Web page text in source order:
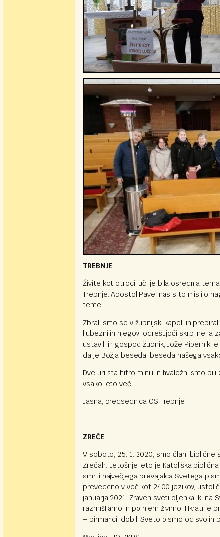
TREBNJE
Živite kot otroci luči je bila osrednja
Trebnje. Apostol Pavel nas s to mislijo
teme.
Zbrali smo se v župnijski kapeli in
ljubezni in njegovi odrešujoči skrbi ne la
ustavili in gospod župnik, Jože Pibernik
da je Božja beseda, beseda našega
Dve uri sta hitro minili in hvaležni smo
vsako leto več.
Jasna, predsednica OS Trebnje
ZREČE
V soboto, 25. 1. 2020, smo člani biblične
Zrečah. Letošnje leto je Katoliška
smrti največjega prevajalca Svetega
prevedeno v več kot 2400 jezikov,
januarja 2021. Zraven sveti oljenka, ki
razmišljamo in po njem živimo. Hkrati je
– birmanci, dobili Sveto pismo od svojih